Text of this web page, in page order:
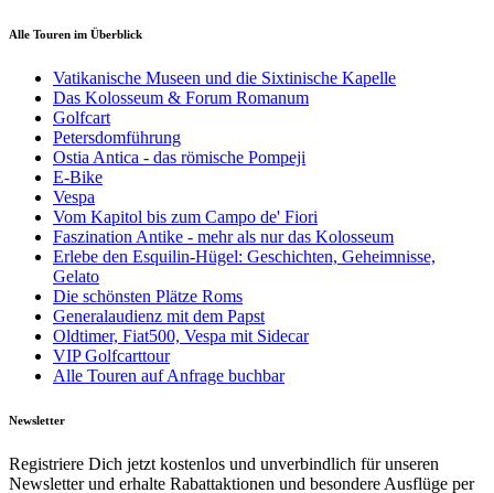
Alle Touren im Überblick
Vatikanische Museen und die Sixtinische Kapelle
Das Kolosseum & Forum Romanum
Golfcart
Petersdomführung
Ostia Antica - das römische Pompeji
E-Bike
Vespa
Vom Kapitol bis zum Campo de' Fiori
Faszination Antike - mehr als nur das Kolosseum
Erlebe den Esquilin-Hügel: Geschichten, Geheimnisse,
Gelato
Die schönsten Plätze Roms
Generalaudienz mit dem Papst
Oldtimer, Fiat500, Vespa mit Sidecar
VIP Golfcarttour
Alle Touren auf Anfrage buchbar
Newsletter
Registriere Dich jetzt kostenlos und unverbindlich für unseren
Newsletter und erhalte Rabattaktionen und besondere Ausflüge per